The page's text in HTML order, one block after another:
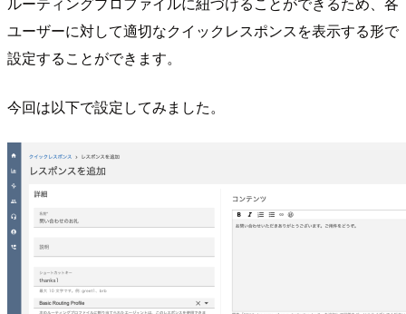
ユーザーに対して適切なクイックレスポンスを表示する形で
設定することができます。
今回は以下で設定してみました。